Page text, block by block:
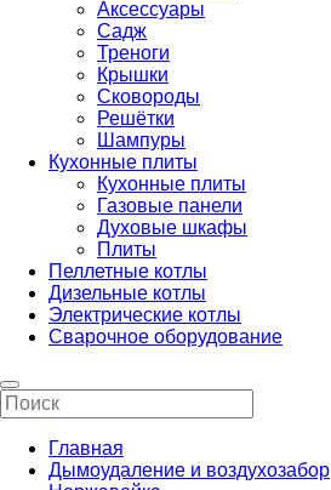
Аксессуары
Садж
Треноги
Крышки
Сковороды
Решётки
Шампуры
Кухонные плиты
Кухонные плиты
Газовые панели
Духовые шкафы
Плиты
Пеллетные котлы
Дизельные котлы
Электрические котлы
Сварочное оборудование
Главная
Дымоудаление и воздухозабор